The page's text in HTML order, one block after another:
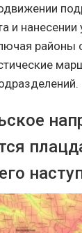
и
районы